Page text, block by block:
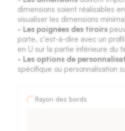
dimensions soient réalisables
visualiser les dimensions
- Les poignées des tiroirs
porte, c'est-à-dire avec un
en U sur la partie inférieure du
- Les options de
spécifique ou personnalisation
Fiche
Rayon des bords